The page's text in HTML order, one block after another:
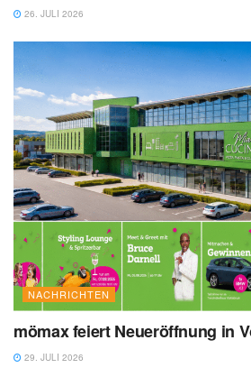
26. JULI 2026
NACHRICHTEN
mömax feiert Neueröffnung in
29. JULI 2026